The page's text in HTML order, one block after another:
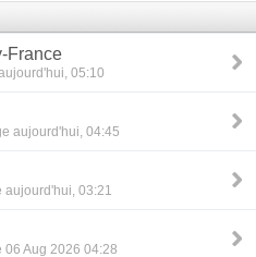
France
05:10
aujourd'hui, 04:45
aujourd'hui, 03:21
06 Aug 2026 04:28